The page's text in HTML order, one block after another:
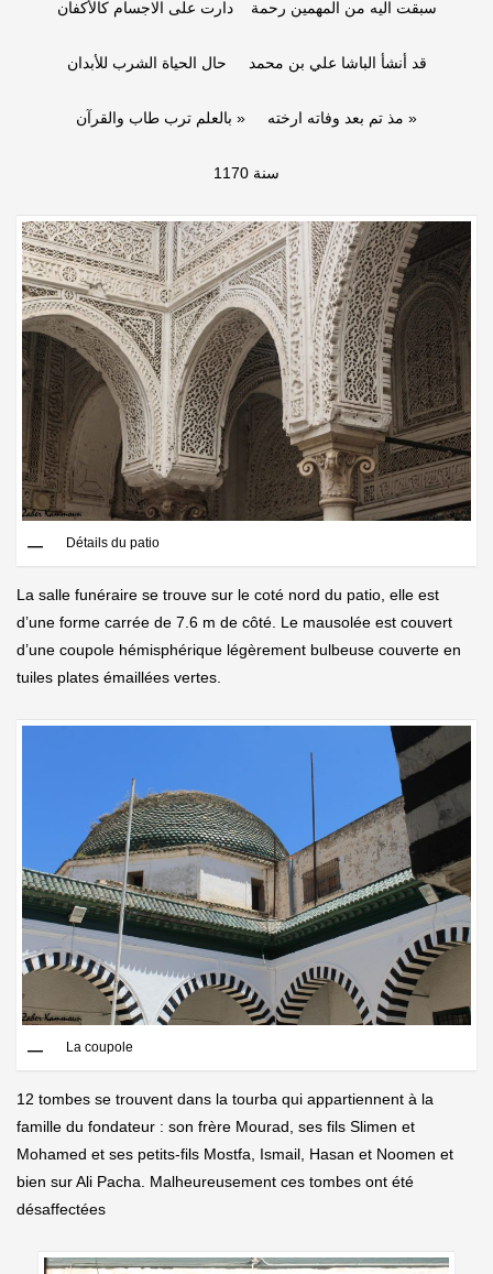
سبقت اليه من المهمين رحمة دارت على الاجسام كالأكفان
قد أنشأ الباشا علي بن محمد حال الحياة الشرب للأبدان
مذ تم بعد وفاته ارخته « بالعلم ترب طاب والقرآن »
سنة 1170
Détails du patio
La salle funéraire se trouve sur le coté nord du patio, elle est
d’une forme carrée de 7.6 m de côté. Le mausolée est couvert
d’une coupole hémisphérique légèrement bulbeuse couverte en
tuiles plates émaillées vertes.
La coupole
12 tombes se trouvent dans la tourba qui appartiennent à la
famille du fondateur : son frère Mourad, ses fils Slimen et
Mohamed et ses petits-fils Mostfa, Ismail, Hasan et Noomen et
bien sur Ali Pacha. Malheureusement ces tombes ont été
désaffectées